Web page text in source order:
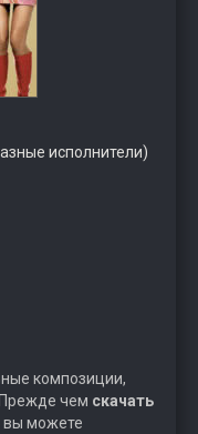
исполнители)
композиции,
Прежде чем скачать
вы можете